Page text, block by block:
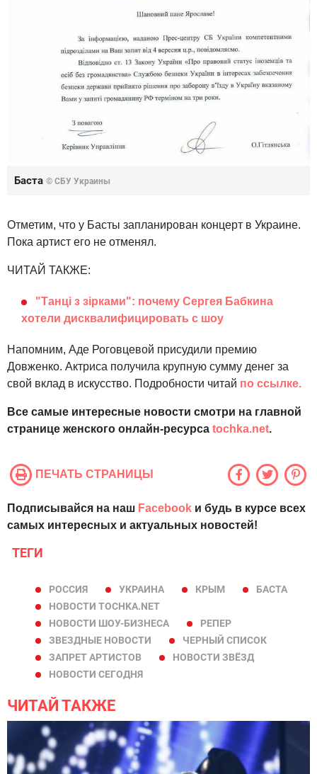
Баста © СБУ Украины
Отметим, что у Басты запланирован концерт в Украине.
Пока артист его не отменял.
ЧИТАЙ ТАКЖЕ:
"Танці з зірками": почему Сергея Бабкина
хотели дисквалифицировать с шоу
Напомним, Аде Роговцевой присудили премию
Довженко. Актриса получила крупную сумму денег за
свой вклад в искусство. Подробности читай по ссылке.
Все самые интересные новости смотри на главной
странице женского онлайн-ресурса tochka.net.
ПЕЧАТЬ СТРАНИЦЫ
Подписывайся на наш Facebook и будь в курсе всех
самых интересных и актуальных новостей!
ТЕГИ
РОССИЯ УКРАИНА КРЫМ
БАСТА
НОВОСТИ TOCHKA.NET
НОВОСТИ ШОУ-БИЗНЕСА
РЕПЕР
ЗВЕЗДНЫЕ НОВОСТИ
ЧЕРНЫЙ СПИСОК
ЗАПРЕТ АРТИСТОВ
НОВОСТИ ЗВЁЗД
НОВОСТИ СЕГОДНЯ
ЧИТАЙ ТАКЖЕ